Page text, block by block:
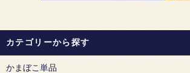
カテゴリーから探す
かまぼこ単品